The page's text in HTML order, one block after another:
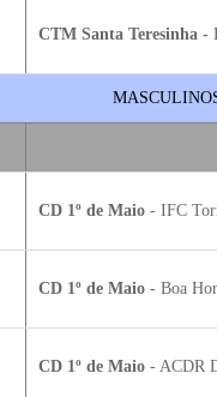
CTM Santa Teresinha -
CD 1º de Maio - IFC
CD 1º de Maio - Boa
CD 1º de Maio - ACDR